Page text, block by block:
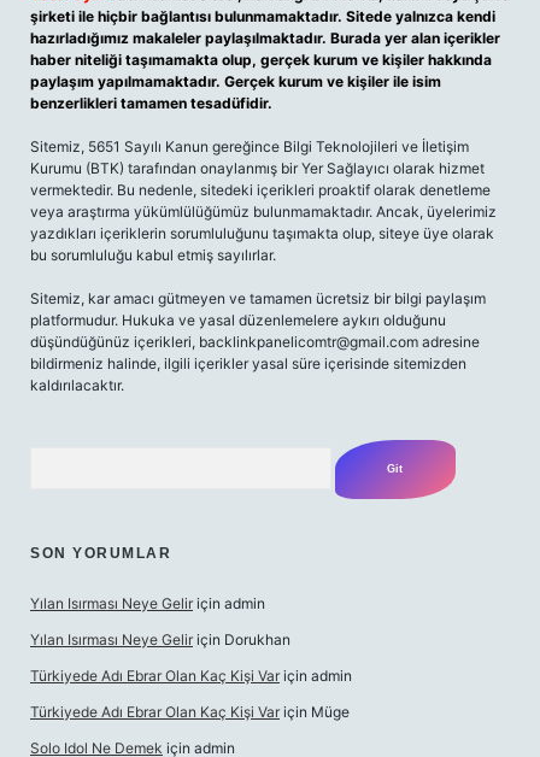
şirketi ile hiçbir bağlantısı bulunmamaktadır. Sitede yalnızca kendi
hazırladığımız makaleler paylaşılmaktadır. Burada yer alan içerikler
haber niteliği taşımamakta olup, gerçek kurum ve kişiler hakkında
paylaşım yapılmamaktadır. Gerçek kurum ve kişiler ile isim
benzerlikleri tamamen tesadüfidir.
Sitemiz, 5651 Sayılı Kanun gereğince Bilgi Teknolojileri ve İletişim
Kurumu (BTK) tarafından onaylanmış bir Yer Sağlayıcı olarak hizmet
vermektedir. Bu nedenle, sitedeki içerikleri proaktif olarak denetleme
veya araştırma yükümlülüğümüz bulunmamaktadır. Ancak, üyelerimiz
yazdıkları içeriklerin sorumluluğunu taşımakta olup, siteye üye olarak
bu sorumluluğu kabul etmiş sayılırlar.
Sitemiz, kar amacı gütmeyen ve tamamen ücretsiz bir bilgi paylaşım
platformudur. Hukuka ve yasal düzenlemelere aykırı olduğunu
düşündüğünüz içerikleri, backlinkpanelicomtr@gmail.com adresine
bildirmeniz halinde, ilgili içerikler yasal süre içerisinde sitemizden
kaldırılacaktır.
SON YORUMLAR
Yılan Isırması Neye Gelir için admin
Yılan Isırması Neye Gelir için Dorukhan
Türkiyede Adı Ebrar Olan Kaç Kişi Var için admin
Türkiyede Adı Ebrar Olan Kaç Kişi Var için Müge
Solo Idol Ne Demek için admin